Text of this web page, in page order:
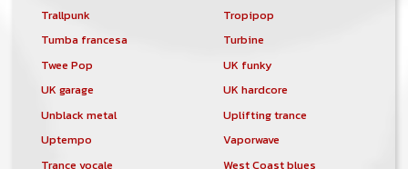
Trallpunk
Tropipop
Tumba francesa
Turbine
Twee Pop
UK funky
UK garage
UK hardcore
Unblack metal
Uplifting trance
Uptempo
Vaporwave
Trance vocale
West Coast blues